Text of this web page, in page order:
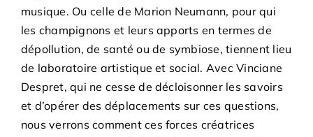
musique. Ou celle de Marion Neumann, pour qui
les champignons et leurs apports en termes de
dépollution, de santé ou de symbiose, tiennent lieu
de laboratoire artistique et social. Avec Vinciane
Despret, qui ne cesse de décloisonner les savoirs
et d’opérer des déplacements sur ces questions,
nous verrons comment ces forces créatrices